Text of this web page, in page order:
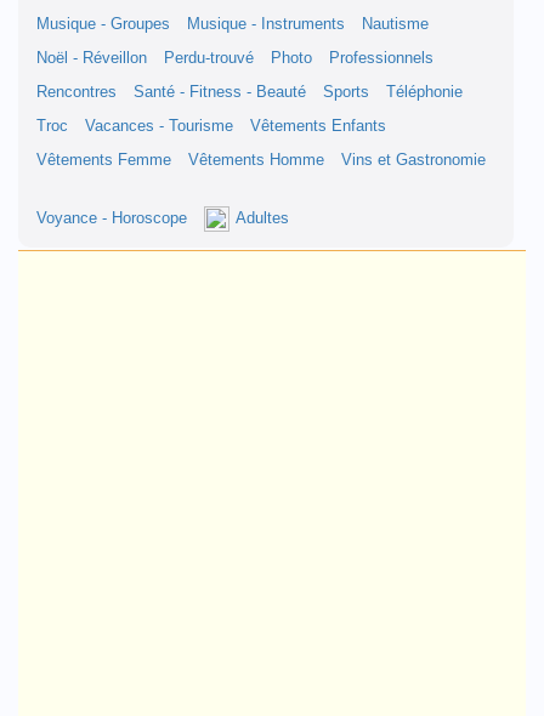
Musique - Groupes
Musique - Instruments
Nautisme
Noël - Réveillon
Perdu-trouvé Photo
Professionnels
Rencontres
Santé - Fitness - Beauté Sports
Téléphonie
Troc
Vacances - Tourisme
Vêtements Enfants
Vêtements Femme
Vêtements Homme Vins et Gastronomie
Voyance - Horoscope Adultes